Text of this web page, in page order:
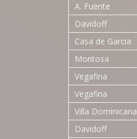
A. Fuente
Davidoff
Casa de Garcia
Montosa
Vegafina
Vegafina
Villa Dominicana
Davidoff